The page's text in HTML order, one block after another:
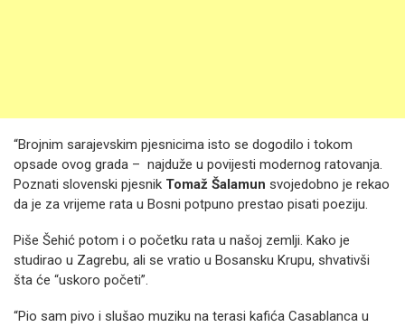
“Brojnim sarajevskim pjesnicima isto se dogodilo i tokom
opsade ovog grada – najduže u povijesti modernog ratovanja.
Poznati slovenski pjesnik Tomaž Šalamun svojedobno je rekao
da je za vrijeme rata u Bosni potpuno prestao pisati poeziju.
Piše Šehić potom i o početku rata u našoj zemlji. Kako je
studirao u Zagrebu, ali se vratio u Bosansku Krupu, shvativši
šta će “uskoro početi”.
“Pio sam pivo i slušao muziku na terasi kafića Casablanca u